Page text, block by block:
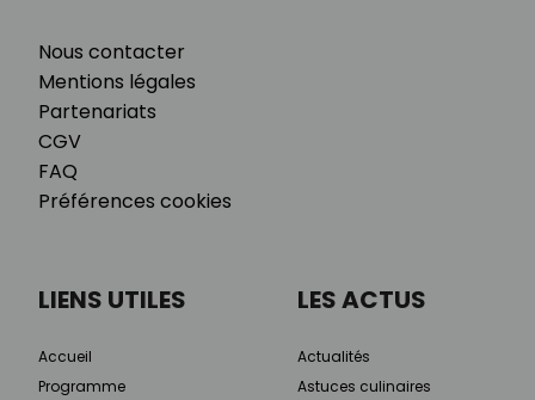
Nous contacter
Mentions légales
Partenariats
CGV
FAQ
Préférences cookies
LIENS UTILES
Accueil
Programme
LES ACTUS
Actualités
Astuces culinaires